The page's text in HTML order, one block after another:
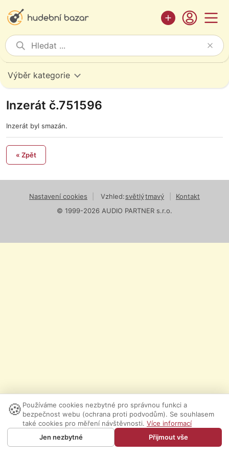
Výběr kategorie
Inzerát č.751596
Inzerát byl smazán.
« Zpět
Nastavení cookies Vzhled:světlýtmavý
Kontakt
© 1999-2026 AUDIO PARTNER s.r.o.
🍪 Používáme cookies nezbytné pro správnou funkci a
bezpečnost webu (ochrana proti podvodům). Se souhlasem
také cookies pro měření návštěvnosti. Více informací
Jen nezbytné
Přijmout vše